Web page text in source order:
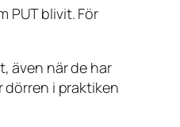
PUT blivit. För
även när de har
dörren i praktiken